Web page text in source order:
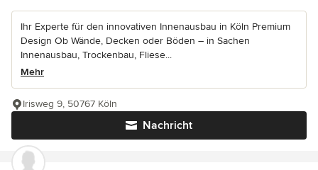
Ihr Experte für den innovativen Innenausbau in Köln Premium
Design Ob Wände, Decken oder Böden – in Sachen
Innenausbau, Trockenbau, Fliese...
Mehr
Nachricht
Irisweg 9, 50767 Köln